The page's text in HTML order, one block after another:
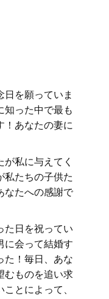
日を願っていま
知った中で最も
！あなたの妻に
私に与えてく
私たちの子供た
なたへの感謝で
た日を祝ってい
に会って結婚す
た！毎日、あな
むものを追い求
とによって、